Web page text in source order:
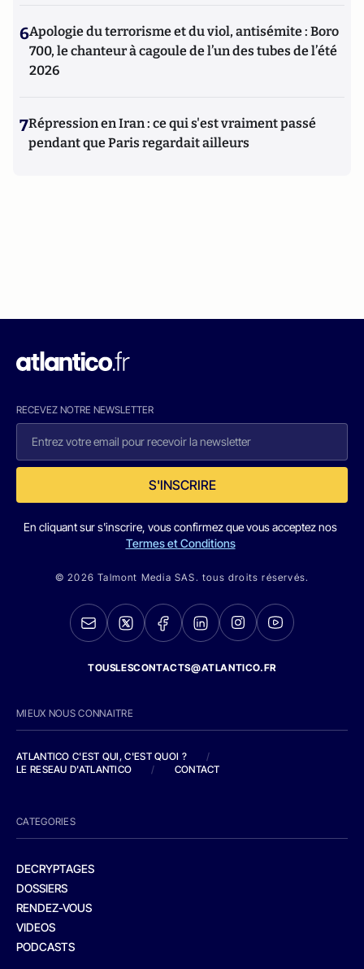
6Apologie du terrorisme et du viol, antisémite : Boro
700, le chanteur à cagoule de l’un des tubes de l’été
2026
7Répression en Iran : ce qui s'est vraiment passé
pendant que Paris regardait ailleurs
RECEVEZ NOTRE NEWSLETTER
S'INSCRIRE
En cliquant sur s'inscrire, vous confirmez que vous acceptez nos
Termes et Conditions
© 2026 Talmont Media SAS. tous droits réservés.
TOUSLESCONTACTS@ATLANTICO.FR
MIEUX NOUS CONNAITRE
ATLANTICO C'EST QUI, C'EST QUOI ?
/
LE RESEAU D'ATLANTICO
/ CONTACT
CATEGORIES
DECRYPTAGES
DOSSIERS
RENDEZ-VOUS
VIDEOS
PODCASTS